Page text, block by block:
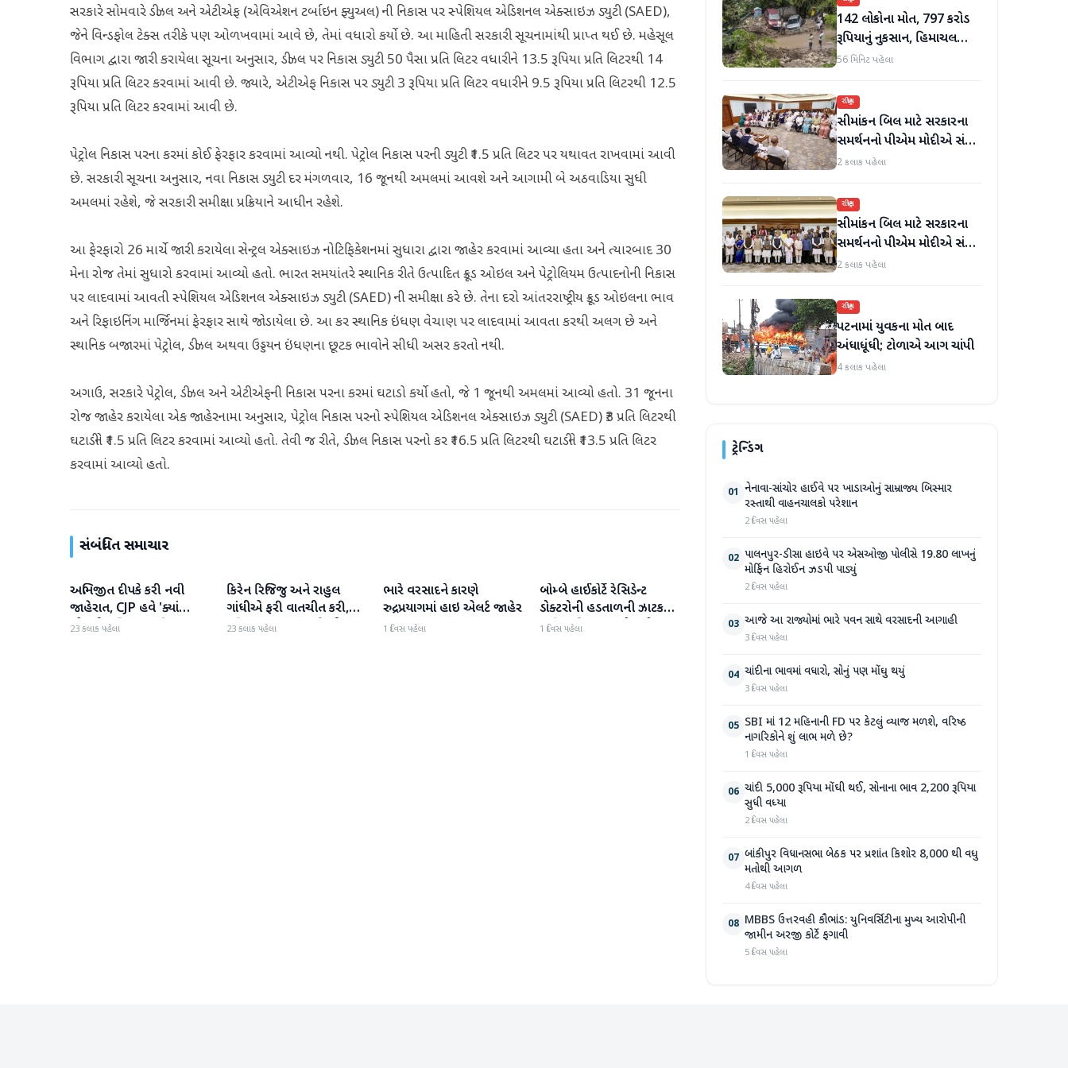
સરકારે સોમવારે ડીઝલ અને એટીએફ (એવિએશન ટર્બાઇન ફ્યુઅલ) ની નિકાસ પર સ્પેશિયલ એડિશનલ એક્સાઇઝ ડ્યુટી (SAED),
જેને વિન્ડફોલ ટેક્સ તરીકે પણ ઓળખવામાં આવે છે, તેમાં વધારો કર્યો છે. આ માહિતી સરકારી સૂચનામાંથી પ્રાપ્ત થઈ છે. મહેસૂલ
વિભાગ દ્વારા જારી કરાયેલા સૂચના અનુસાર, ડીઝલ પર નિકાસ ડ્યુટી 50 પૈસા પ્રતિ લિટર વધારીને 13.5 રૂપિયા પ્રતિ લિટરથી 14
રૂપિયા પ્રતિ લિટર કરવામાં આવી છે. જ્યારે, એટીએફ નિકાસ પર ડ્યુટી 3 રૂપિયા પ્રતિ લિટર વધારીને 9.5 રૂપિયા પ્રતિ લિટરથી 12.5
રૂપિયા પ્રતિ લિટર કરવામાં આવી છે.
પેટ્રોલ નિકાસ પરના કરમાં કોઈ ફેરફાર કરવામાં આવ્યો નથી. પેટ્રોલ નિકાસ પરની ડ્યુટી ₹1.5 પ્રતિ લિટર પર યથાવત રાખવામાં આવી
છે. સરકારી સૂચના અનુસાર, નવા નિકાસ ડ્યુટી દર મંગળવાર, 16 જૂનથી અમલમાં આવશે અને આગામી બે અઠવાડિયા સુધી
અમલમાં રહેશે, જે સરકારી સમીક્ષા પ્રક્રિયાને આધીન રહેશે.
આ ફેરફારો 26 માર્ચે જારી કરાયેલા સેન્ટ્રલ એક્સાઇઝ નોટિફિકેશનમાં સુધારા દ્વારા જાહેર કરવામાં આવ્યા હતા અને ત્યારબાદ 30
મેના રોજ તેમાં સુધારો કરવામાં આવ્યો હતો. ભારત સમયાંતરે સ્થાનિક રીતે ઉત્પાદિત ક્રૂડ ઓઇલ અને પેટ્રોલિયમ ઉત્પાદનોની નિકાસ
પર લાદવામાં આવતી સ્પેશિયલ એડિશનલ એક્સાઇઝ ડ્યુટી (SAED) ની સમીક્ષા કરે છે. તેના દરો આંતરરાષ્ટ્રીય ક્રૂડ ઓઇલના ભાવ
અને રિફાઇનિંગ માર્જિનમાં ફેરફાર સાથે જોડાયેલા છે. આ કર સ્થાનિક ઇંધણ વેચાણ પર લાદવામાં આવતા કરથી અલગ છે અને
સ્થાનિક બજારમાં પેટ્રોલ, ડીઝલ અથવા ઉડ્ડયન ઇંધણના છૂટક ભાવોને સીધી અસર કરતો નથી.
અગાઉ, સરકારે પેટ્રોલ, ડીઝલ અને એટીએફની નિકાસ પરના કરમાં ઘટાડો કર્યો હતો, જે 1 જૂનથી અમલમાં આવ્યો હતો. 31 જૂનના
રોજ જાહેર કરાયેલા એક જાહેરનામા અનુસાર, પેટ્રોલ નિકાસ પરનો સ્પેશિયલ એડિશનલ એક્સાઇઝ ડ્યુટી (SAED) ₹3 પ્રતિ લિટરથી
ઘટાડીને ₹1.5 પ્રતિ લિટર કરવામાં આવ્યો હતો. તેવી જ રીતે, ડીઝલ નિકાસ પરનો કર ₹16.5 પ્રતિ લિટરથી ઘટાડીને ₹13.5 પ્રતિ લિટર
કરવામાં આવ્યો હતો.
સંબંધિત સમાચાર
રાષ્ટ્રીય
અભિજીત દીપકે કરી નવી
જાહેરાત, CJP હવે 'ક્યાં
બોલતી પબ્લિક' અભિયાન શરૂ
23 કલાક પહેલા
રાષ્ટ્રીય
કિરેન રિજિજુ અને રાહુલ
ગાંધીએ ફરી વાતચીત કરી,
મહિલા અનામત અને સીમાંકન
23 કલાક પહેલા
રાષ્ટ્રીય
ભારે વરસાદને કારણે
રુદ્રપ્રયાગમાં હાઇ એલર્ટ જાહેર
1 દિવસ પહેલા
રાષ્ટ્રીય
બોમ્બે હાઈકોર્ટે રેસિડેન્ટ
ડોક્ટરોની હડતાળની ઝાટકણી
કાઢી, 'જો કામ ન હોય તો
1 દિવસ પહેલા
142 લોકોના મોત, 797 કરોડ
રૂપિયાનું નુકસાન, હિમાચલ
પ્રદેશમાં ભારે ચોમાસાનો સામનો
56 મિનિટ પહેલા
રાષ્ટ્રીય
સીમાંકન બિલ માટે સરકારના
સમર્થનનો પીએમ મોદીએ સંકેત
આપ્યો
2 કલાક પહેલા
રાષ્ટ્રીય
સીમાંકન બિલ માટે સરકારના
સમર્થનનો પીએમ મોદીએ સંકેત
આપ્યો; ઓગસ્ટમાં ખાસ સત્ર
2 કલાક પહેલા
રાષ્ટ્રીય
પટનામાં યુવકના મોત બાદ
અંધાધૂંધી; ટોળાએ આગ ચાંપી
4 કલાક પહેલા
ટ્રેન્ડિંગ
01 નેનાવા-સાંચોર હાઈવે પર ખાડાઓનું સામ્રાજ્ય બિસ્માર
રસ્તાથી વાહનચાલકો પરેશાન
2 દિવસ પહેલા
02 પાલનપુર-ડીસા હાઇવે પર એસઓજી પોલીસે 19.80 લાખનું
મોર્ફિન હિરોઈન ઝડપી પાડ્યું
2 દિવસ પહેલા
03 આજે આ રાજ્યોમાં ભારે પવન સાથે વરસાદની આગાહી
3 દિવસ પહેલા
04 ચાંદીના ભાવમાં વધારો, સોનું પણ મોંઘુ થયું
3 દિવસ પહેલા
05 SBI માં 12 મહિનાની FD પર કેટલું વ્યાજ મળશે, વરિષ્ઠ
નાગરિકોને શું લાભ મળે છે?
1 દિવસ પહેલા
06 ચાંદી 5,000 રૂપિયા મોંઘી થઈ, સોનાના ભાવ 2,200 રૂપિયા
સુધી વધ્યા
2 દિવસ પહેલા
07 બાંકીપુર વિધાનસભા બેઠક પર પ્રશાંત કિશોર 8,000 થી વધુ
મતોથી આગળ
4 દિવસ પહેલા
08 MBBS ઉત્તરવહી કૌભાંડ: યુનિવર્સિટીના મુખ્ય આરોપીની
જામીન અરજી કોર્ટે ફગાવી
5 દિવસ પહેલા